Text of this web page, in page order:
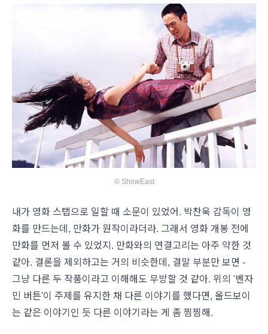
© ShowEast
내가 영화 스탭으로 일할 때 소문이 있었어. 박찬욱 감독이 영
화를 만드는데, 만화가 원작이라더라. 그래서 영화 개봉 전에
만화를 먼저 볼 수 있었지. 만화와의 연결고리는 아주 약한 것
같아. 결론을 제외하고는 거의 비슷한데, 결말 부분만 보면 -
그냥 다른 두 작품이라고 이해해도 무방할 것 같아. 위의 '벤자
민 버튼'이 주제를 유지한 채 다른 이야기를 했다면, 올드보이
는 같은 이야기인 듯 다른 이야기라는 게 좀 찜찜해.